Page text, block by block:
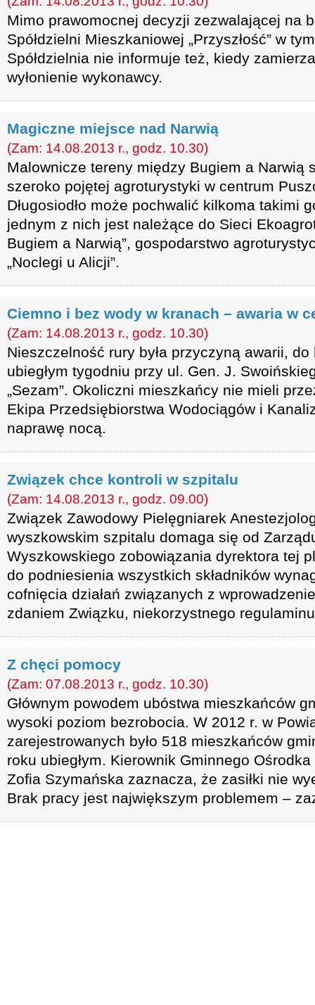
Mimo prawomocnej decyzji zezwalającej na
Spółdzielni Mieszkaniowej „Przyszłość” w
Spółdzielnia nie informuje też, kiedy
wyłonienie wykonawcy.
Magiczne miejsce nad Narwią
(Zam: 14.08.2013 r., godz. 10.30)
Malownicze tereny między Bugiem a Narwią
szeroko pojętej agroturystyki w centrum
Długosiodło może pochwalić kilkoma takimi
jednym z nich jest należące do Sieci
Bugiem a Narwią”, gospodarstwo
„Noclegi u Alicji”.
Ciemno i bez wody w kranach – awaria w
(Zam: 14.08.2013 r., godz. 10.30)
Nieszczelność rury była przyczyną awarii, do
ubiegłym tygodniu przy ul. Gen. J.
„Sezam”. Okoliczni mieszkańcy nie mieli
Ekipa Przedsiębiorstwa Wodociągów i
naprawę nocą.
Związek chce kontroli w szpitalu
(Zam: 14.08.2013 r., godz. 09.00)
Związek Zawodowy Pielęgniarek
wyszkowskim szpitalu domaga się od
Wyszkowskiego zobowiązania dyrektora tej
do podniesienia wszystkich składników
cofnięcia działań związanych z
zdaniem Związku, niekorzystnego
Z chęci pomocy
(Zam: 07.08.2013 r., godz. 10.30)
Głównym powodem ubóstwa mieszkańców
wysoki poziom bezrobocia. W 2012 r. w
zarejestrowanych było 518 mieszkańców
roku ubiegłym. Kierownik Gminnego
Zofia Szymańska zaznacza, że zasiłki nie
Brak pracy jest największym problemem –